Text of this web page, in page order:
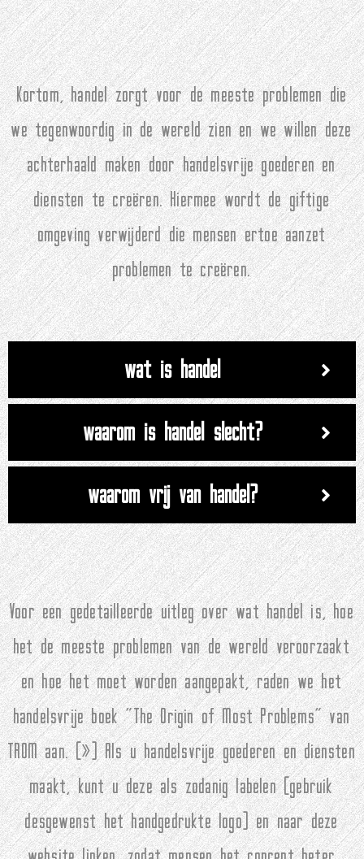
Kortom, handel zorgt voor de meeste problemen die
we tegenwoordig in de wereld zien en we willen deze
achterhaald maken door handelsvrije goederen en
diensten te creëren. Hiermee wordt de giftige
omgeving verwijderd die mensen ertoe aanzet
problemen te creëren.
wat is handel
waarom is handel slecht?
waarom vrij van handel?
Voor een gedetailleerde uitleg over wat handel is, hoe
het de meeste problemen van de wereld veroorzaakt
en hoe het moet worden aangepakt, raden we het
handelsvrije boek "The Origin of Most Problems" van
TROM aan. (») Als u handelsvrije goederen en diensten
maakt, kunt u deze als zodanig labelen (gebruik
desgewenst het handgedrukte logo) en naar deze